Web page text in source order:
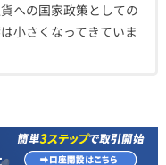
への国家政策としての
小さくなってきていま